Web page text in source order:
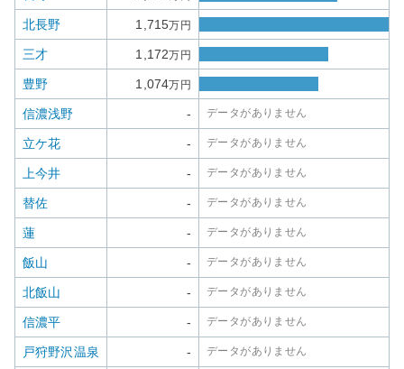
北長野 1,715万円
三才 1,172万円
豊野 1,074万円
信濃浅野 - データがありません
立ケ花 - データがありません
上今井 - データがありません
替佐 - データがありません
蓮 - データがありません
飯山 - データがありません
北飯山 - データがありません
信濃平 - データがありません
戸狩野沢温泉 - データがありません